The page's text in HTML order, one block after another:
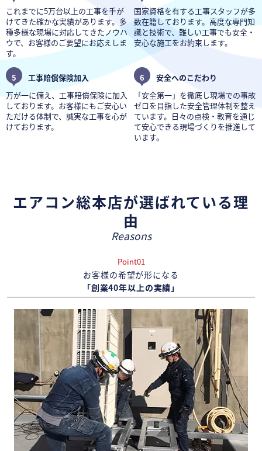
これまでに5万台以上の工事を手が
けてきた確かな実績があります。多
種多様な現場に対応してきたノウハ
ウで、お客様のご要望にお応えしま
す。
国家資格を有する工事スタッフが多
数在籍しております。高度な専門知
識と技術で、難しい工事でも安全・
安心な施工をお約束します。
5
工事賠償保険加入
万が一に備え、工事賠償保険に加入
しております。お客様にもご安心い
ただける体制で、誠実な工事を心が
けております。
6
安全へのこだわり
「安全第一」を徹底し現場での事故
ゼロを目指した安全管理体制を整え
ています。日々の点検・教育を通じ
て安心できる現場づくりを推進して
います。
エアコン総本店が選ばれている理
由
Reasons
Point01
お客様の希望が形になる
「創業40年以上の実績」